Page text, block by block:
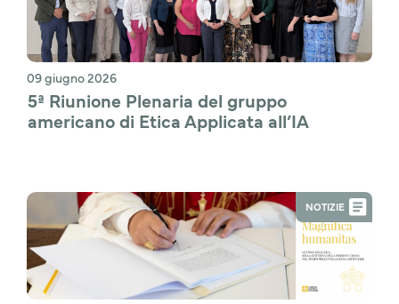
09 giugno 2026
5ª Riunione Plenaria del gruppo
americano di Etica Applicata all’IA
NOTIZIE